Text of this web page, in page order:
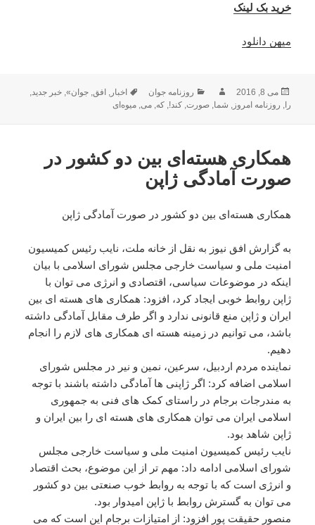
خرید بک لینک
میهن دانلود
ارسال
شده
می 8, 2016 نویسندهدسته‌ها
روزنامه جوان برچسب‌ها
اخبار, افق,جوان»,خبر جدید,
را, روزنامه امروز, شما,صورت,کند!,که,می,میوه‌ای
همکاری هسته‌ای بین دو کشور در
صورت آمادگی ژاپن
همکاری هسته‌ای بین دو کشور در صورت آمادگی ژاپن
به گزارش افق نیوز به نقل از خانه ملت، نایب رئیس کمیسیون
امنیت ملی و سیاست خارجی مجلس شورای اسلامی با بیان
اینکه در موضوعات سیاسی، اقتصادی و انرژی می توان با
ژاپن روابط خوبی ایجاد کرد، افزود: همکاری های هسته ای بین
ایران و ژاپن منع قانونی ندارد و اگر طرف مقابل آمادگی داشته
باشد، می توانیم در زمینه هسته ای همکاری های لازم را انجام
دهیم.
نماینده مردم اردبیل، سرعین، نمین و نیر در مجلس شورای
اسلامی اضافه کرد: اگر ژاپنی ها آمادگی داشته باشند با توجه
به مندرجات برجام در راستای کمک های فنی به جمهوری
اسلامی ایران می توان همکاری های هسته ای را بین ایران و
ژاپن شاهد بود.
نایب رئیس کمیسیون امنیت ملی و سیاست خارجی مجلس
شورای اسلامی ادامه داد: مهم تر از این موضوع، بحث اقتصاد
و انرژی است که با توجه به روابط خوب صنعتی بین دو کشور
می توان به گسترش روابط با ژاپن امیدوار بود.
منصور حقیقت پور افزود: از امتیازات برجام این است که می